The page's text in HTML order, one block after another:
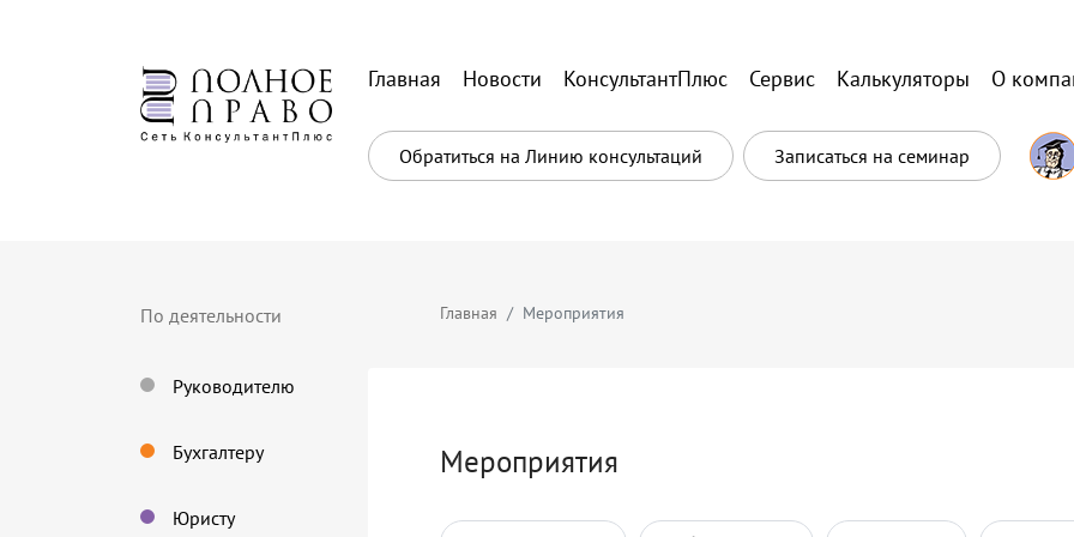
Главная Новости КонсультантПлюс Сервис Калькуляторы О
Обратиться на Линию консультаций Записаться на семинар
По деятельности
Руководителю
Бухгалтеру
Юристу
Главная Мероприятия
Мероприятия